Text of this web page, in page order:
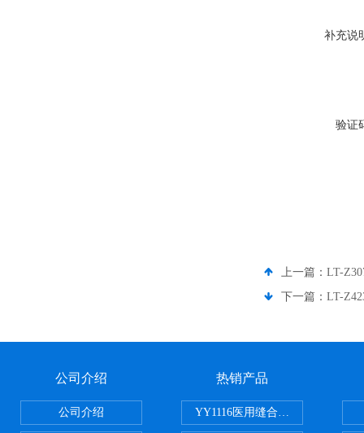
补充说
验证
上一篇： LT-
下一篇： LT-
公司介绍
公司介绍
热销产品
YY1116医用缝合线线径试验仪